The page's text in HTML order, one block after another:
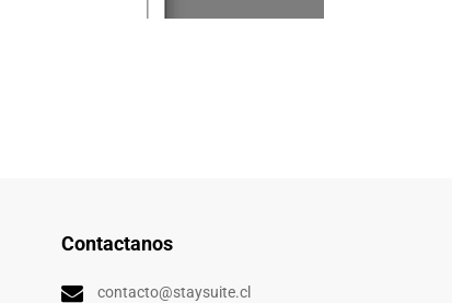
Contactanos
contacto@staysuite.cl